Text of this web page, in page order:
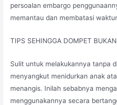
persoalan embargo
memantau dan membatasi
TIPS SEHINGGA DOMPET
Sulit untuk melakukannya tanpa
menyangkut menidurkan anak
menangis. Inilah sebabnya
menggunakannya secara